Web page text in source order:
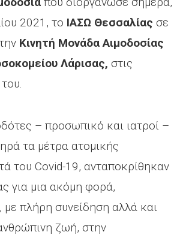
2021, το ΙΑΣΩ Θεσσαλίας σε
Κινητή Μονάδα Αιμοδοσίας
Λάρισας, στις
– προσωπικό και ιατροί –
τα μέτρα ατομικής
του Covid-19, ανταποκρίθηκαν
για μια ακόμη φορά,
με πλήρη συνείδηση αλλά και
ζωή, στην